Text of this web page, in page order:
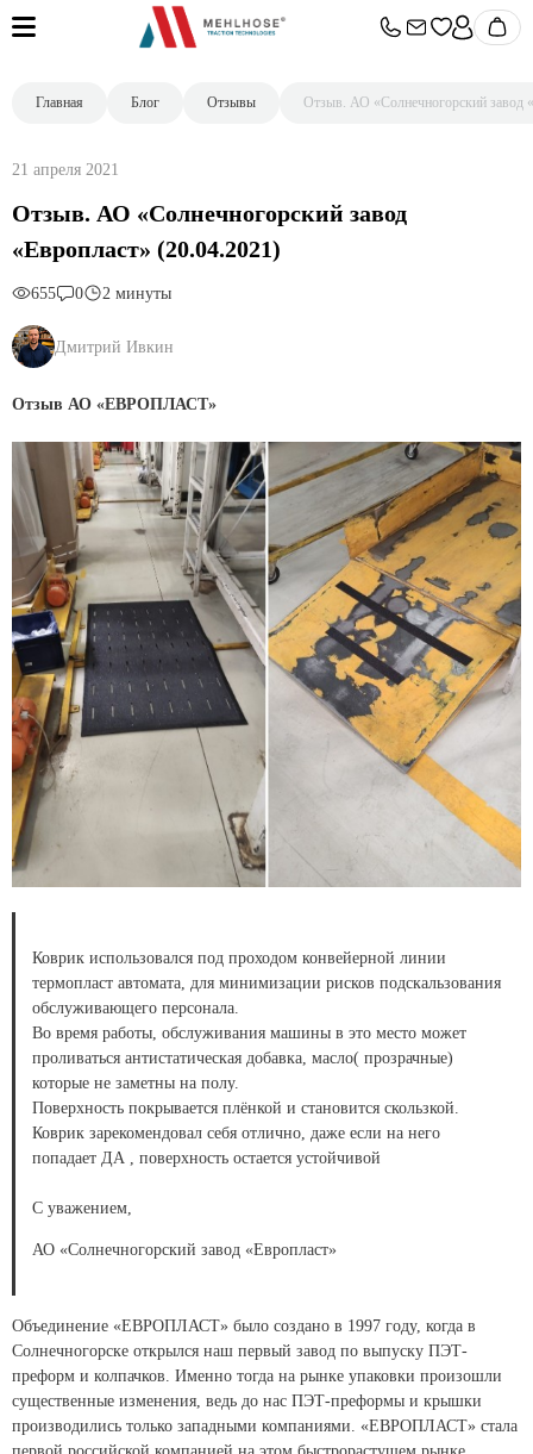
Главная Блог Отзывы Отзыв. АО «Солнечногорский завод
21 апреля 2021
Отзыв. АО «Солнечногорский завод
«Европласт» (20.04.2021)
655 0 2 минуты
Дмитрий Ивкин
Отзыв АО «ЕВРОПЛАСТ»
Коврик использовался под проходом конвейерной линии
термопласт автомата, для минимизации рисков подскальзования
обслуживающего персонала.
Во время работы, обслуживания машины в это место может
проливаться антистатическая добавка, масло( прозрачные)
которые не заметны на полу.
Поверхность покрывается плёнкой и становится скользкой.
Коврик зарекомендовал себя отлично, даже если на него
попадает ДА , поверхность остается устойчивой
С уважением,
АО «Солнечногорский завод «Европласт»
Объединение «ЕВРОПЛАСТ» было создано в 1997 году, когда в
Солнечногорске открылся наш первый завод по выпуску ПЭТ-
преформ и колпачков. Именно тогда на рынке упаковки произошли
существенные изменения, ведь до нас ПЭТ-преформы и крышки
производились только западными компаниями. «ЕВРОПЛАСТ» стала